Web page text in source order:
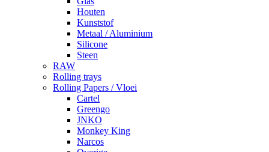
Houten
Kunststof
Metaal / Aluminium
Silicone
Steen
RAW
Rolling trays
Rolling Papers / Vloei
Cartel
Greengo
JNKO
Monkey King
Narcos